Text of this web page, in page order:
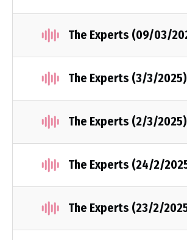
The Experts (09/03/
The Experts (3/3/2025)
The Experts (2/3/2025)
The Experts (24/2/
The Experts (23/2/